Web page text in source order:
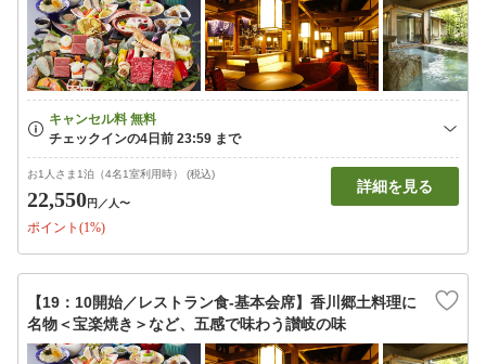
お1人さま1泊（4名1室利用時） (税込)
22,550円 ／人〜
ポイント(1%)
詳細を見る
【19：10開始／レストラン食‐基本会席】香川郷土料理に
名物＜宝楽焼き＞など、五感で味わう讃岐の味